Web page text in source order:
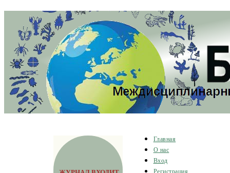
Главная
О нас
Вход
Регистрация